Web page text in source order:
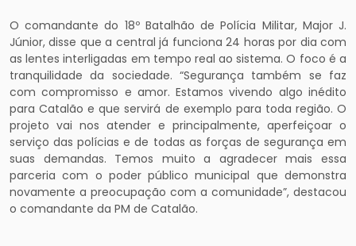
O comandante do 18º Batalhão de Polícia Militar, Major J.
Júnior, disse que a central já funciona 24 horas por dia com
as lentes interligadas em tempo real ao sistema. O foco é a
tranquilidade da sociedade. “Segurança também se faz
com compromisso e amor. Estamos vivendo algo inédito
para Catalão e que servirá de exemplo para toda região. O
projeto vai nos atender e principalmente, aperfeiçoar o
serviço das polícias e de todas as forças de segurança em
suas demandas. Temos muito a agradecer mais essa
parceria com o poder público municipal que demonstra
novamente a preocupação com a comunidade”, destacou
o comandante da PM de Catalão.